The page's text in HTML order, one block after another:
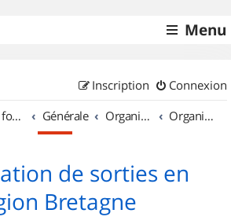
Menu
Connexion
Inscription
Accueil forum Générale Organisation de sorties & Recherche de partenaires Organisation de sorties en région Bretagne
de sorties en
Bretagne